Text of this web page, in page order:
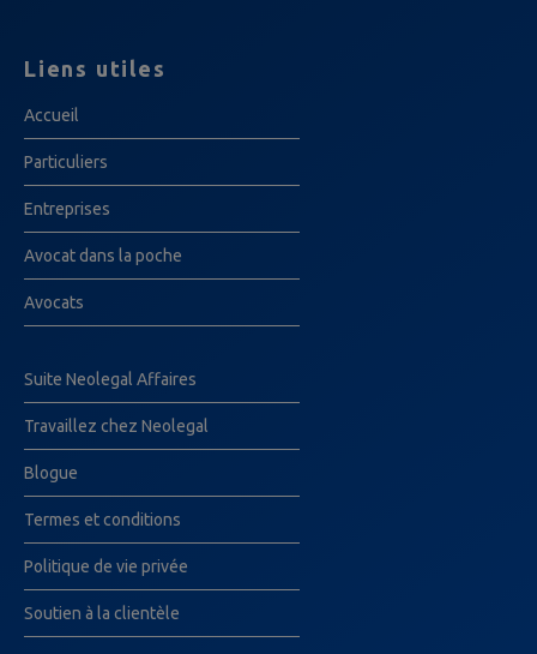
Liens utiles
Accueil
Particuliers
Entreprises
Avocat dans la poche
Avocats
Suite Neolegal Affaires
Travaillez chez Neolegal
Blogue
Termes et conditions
Politique de vie privée
Soutien à la clientèle